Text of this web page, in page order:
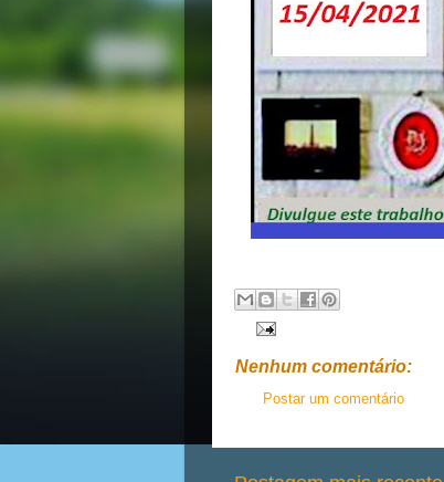
Nenhum comentário:
Postar um comentário